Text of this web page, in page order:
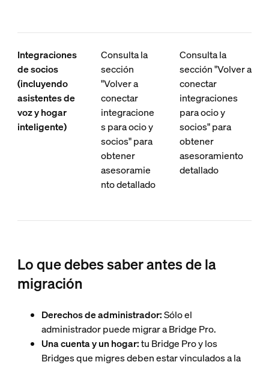
Integraciones
de socios
(incluyendo
asistentes de
voz y hogar
inteligente)
Consulta la
sección
"Volver a
conectar
integracione
s para ocio y
socios" para
obtener
asesoramie
nto detallado
Consulta la
sección "Volver a
conectar
integraciones
para ocio y
socios" para
obtener
asesoramiento
detallado
Lo que debes saber antes de la
migración
Derechos de administrador:Sólo el
administrador puede migrar a Bridge Pro.
Una cuenta y un hogar:tu Bridge Pro y los
Bridges que migres deben estar vinculados a la